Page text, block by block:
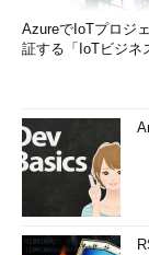
AzureでIoTプロジ
証する「IoTビジネ